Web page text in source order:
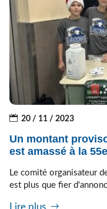
20 / 11 / 2023
Un montant
est amassé à la
Le comité organisateur
est plus que fier
Lire plus